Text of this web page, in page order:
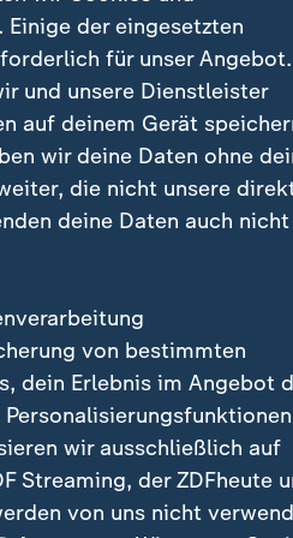
Promis wie Pedro
im Kampf um die Goldene
Film
polnischenRegisseurs
aus. Im Vorfeld galt er
allerdings als bester
der eingesetzten
für unser
und unsere Dienstleister
auf deinem Gerät
wir deine Daten ohne
die nicht unsere
deine Daten auch nicht
von bestimmten
dein Erlebnis im Angebot
Personalisierungsfunktionen
wir ausschließlich auf
Streaming, der ZDFheute
von uns nicht